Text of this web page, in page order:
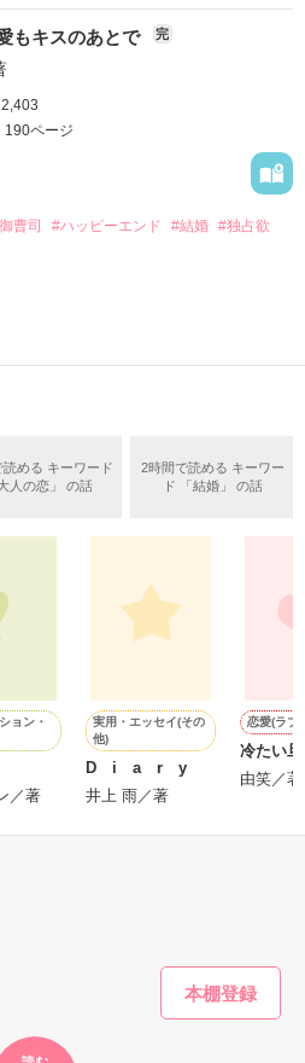
と真っ直ぐに告げてきた。
という気持ちを隠すことなく
ストーカー被害に
を提案してきて――。
稿版です＊
品を読む
場でうまくいかなかった梅田美
いたところ、日本人美青年と出会
の関係となる。
ワンナイトした美青年と再会。
閥御曹司にも関わらず、一族を離
家、社内でも冷徹だと評判な社長
だ――！
係を命じられた美桜は、猫の世
の関係となってしまい――？
もキスのあとで 完
190ページ
曹司 #ハッピーエンド #結婚 #独占欲
いる。
26）がいるのだが、後輩の姫原由
と馬鹿にされ、一人こっそり泣い
🦅
！！！』🐥
てフリー素材です。
結です。
ンド1位でした〜良かったら読ん
読める キーワード
大人の恋」 の話
2時間で読める キーワー
ド 「結婚」 の話
ョン・
／著
実用・エッセイ(その
他)
D i a r y
井上 雨／著
恋愛(ラブ
冷たい
由笑／著